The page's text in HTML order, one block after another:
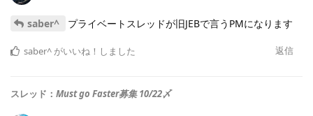
saber^ プライベートスレッドが旧JEBで言うPMになります
返信
saber^ がいいね！しました
スレッド： Must go Faster募集 10/22〆